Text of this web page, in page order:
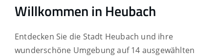
Willkommen in Heubach
Entdecken Sie die Stadt Heubach und ihre
wunderschöne Umgebung auf 14 ausgewählten